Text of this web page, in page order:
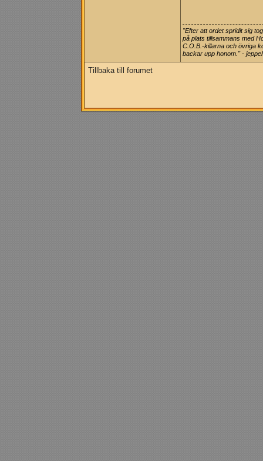
"Efter att ordet spridit sig
på plats tillsammans med
C.O.B.-killarna och övriga
backar upp honom." -
Tillbaka till forumet